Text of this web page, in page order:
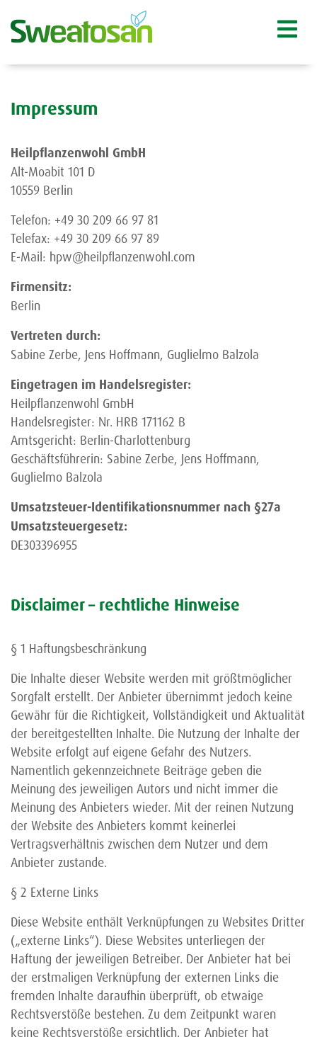
Impressum
Heilpflanzenwohl GmbH
Alt-Moabit 101 D
10559 Berlin
Telefon: +49 30 209 66 97 81
Telefax: +49 30 209 66 97 89
E-Mail: hpw@heilpflanzenwohl.com
Firmensitz:
Berlin
Vertreten durch:
Sabine Zerbe, Jens Hoffmann, Guglielmo Balzola
Eingetragen im Handelsregister:
Heilpflanzenwohl GmbH
Handelsregister: Nr. HRB 171162 B
Amtsgericht: Berlin-Charlottenburg
Geschäftsführerin: Sabine Zerbe, Jens Hoffmann,
Guglielmo Balzola
Umsatzsteuer-Identifikationsnummer nach §27a
Umsatzsteuergesetz:
DE303396955
Disclaimer – rechtliche Hinweise
§ 1 Haftungsbeschränkung
Die Inhalte dieser Website werden mit größtmöglicher
Sorgfalt erstellt. Der Anbieter übernimmt jedoch keine
Gewähr für die Richtigkeit, Vollständigkeit und Aktualität
der bereitgestellten Inhalte. Die Nutzung der Inhalte der
Website erfolgt auf eigene Gefahr des Nutzers.
Namentlich gekennzeichnete Beiträge geben die
Meinung des jeweiligen Autors und nicht immer die
Meinung des Anbieters wieder. Mit der reinen Nutzung
der Website des Anbieters kommt keinerlei
Vertragsverhältnis zwischen dem Nutzer und dem
Anbieter zustande.
§ 2 Externe Links
Diese Website enthält Verknüpfungen zu Websites Dritter
(„externe Links“). Diese Websites unterliegen der
Haftung der jeweiligen Betreiber. Der Anbieter hat bei
der erstmaligen Verknüpfung der externen Links die
fremden Inhalte daraufhin überprüft, ob etwaige
Rechtsverstöße bestehen. Zu dem Zeitpunkt waren
keine Rechtsverstöße ersichtlich. Der Anbieter hat